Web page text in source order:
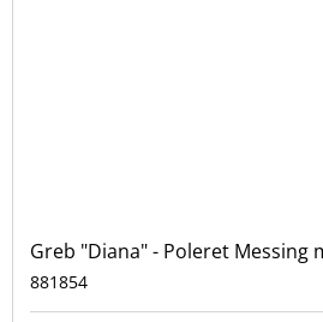
Greb "Diana" - Poleret Messing
881854